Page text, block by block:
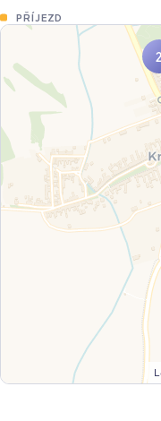
PŘÍJEZD
2